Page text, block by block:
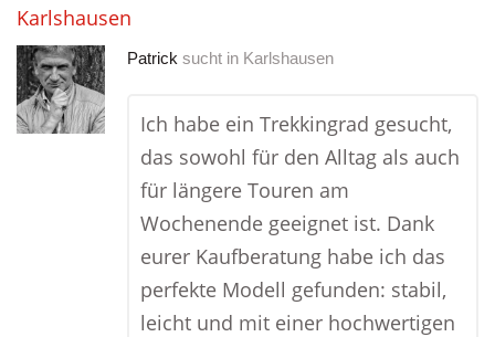
Karlshausen
Patrick sucht in Karlshausen
Ich habe ein Trekkingrad gesucht,
das sowohl für den Alltag als auch
für längere Touren am
Wochenende geeignet ist. Dank
eurer Kaufberatung habe ich das
perfekte Modell gefunden: stabil,
leicht und mit einer hochwertigen